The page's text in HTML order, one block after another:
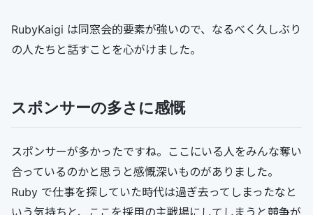
RubyKaigi は同窓会的要素が強いので、なるべく久しぶり
の人たちと話すことを心がけました。
スポンサーの多さに感慨
スポンサーが多かったですね。ここにいる人をみんな奪い
合っているのかと思うと感慨深いものがありました。
Ruby で仕事を探していた時代は過ぎ去ってしまったなと
いう気持ちと、ここを採用の主戦場にしてしまうと競争が